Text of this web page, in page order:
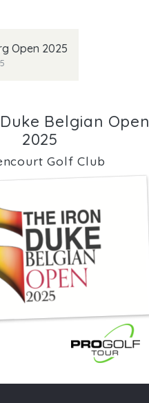
Open 2025
Belgian Open
2025
Golf Club